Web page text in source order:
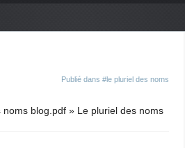
Publié dans #le pluriel des noms
blog.pdf » Le pluriel des noms